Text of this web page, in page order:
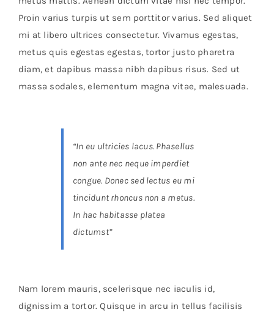
Vehicles & Radio Control
Proin varius turpis ut sem porttitor varius. Sed aliquet
mi at libero ultrices consectetur. Vivamus egestas,
metus quis egestas egestas, tortor justo pharetra
diam, et dapibus massa nibh dapibus risus. Sed ut
massa sodales, elementum magna vitae, malesuada.
“In eu ultricies lacus. Phasellus
non ante nec neque imperdiet
congue. Donec sed lectus eu mi
tincidunt rhoncus non a metus.
In hac habitasse platea
dictumst”
Nam lorem mauris, scelerisque nec iaculis id,
dignissim a tortor. Quisque in arcu in tellus facilisis